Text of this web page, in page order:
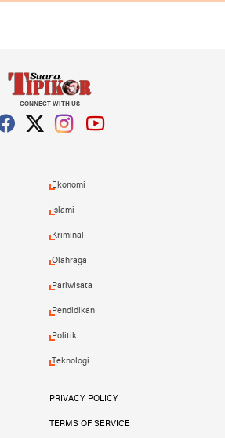
CONNECT WITH US
Ekonomi
Islami
Kriminal
Olahraga
Pariwisata
Pendidikan
Politik
Teknologi
PRIVACY POLICY
TERMS OF SERVICE